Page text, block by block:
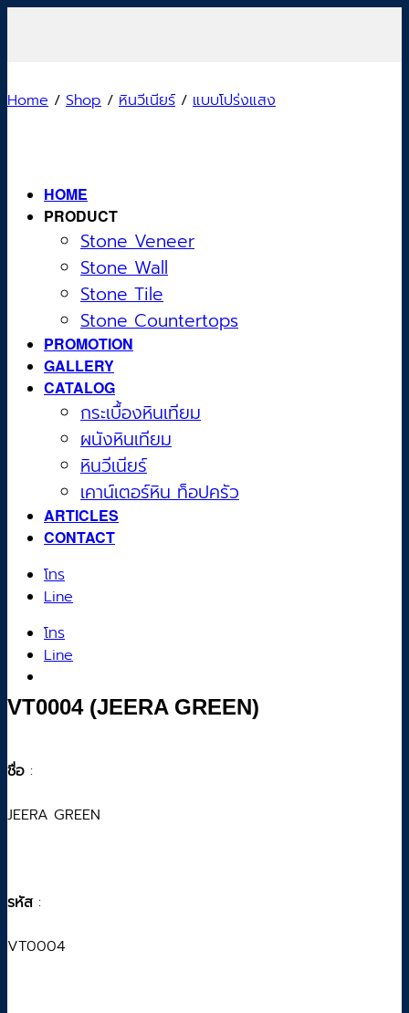
HOME
PRODUCT
Stone Veneer
Stone Wall
Stone Tile
Stone Countertops
PROMOTION
GALLERY
CATALOG
กระเบื้องหินเทียม
ผนังหินเทียม
หินวีเนียร์
เคาน์เตอร์หิน ท็อปครัว
ARTICLES
CONTACT
โทร
Line
โทร
Line
Home / Shop / หินวีเนียร์ / แบบโปร่งแสง
VT0004 (JEERA GREEN)
ชื่อ :
JEERA GREEN
รหัส:
VT0004